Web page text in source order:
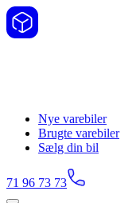
Nye varebiler
Brugte varebiler
Sælg din bil
71 96 73 73